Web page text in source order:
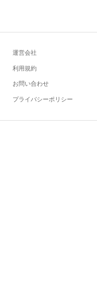
運営会社
利用規約
お問い合わせ
プライバシーポリシー